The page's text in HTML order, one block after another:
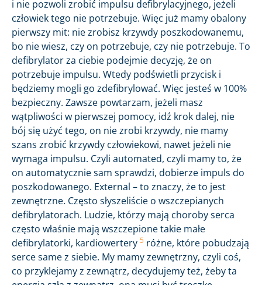
i nie pozwoli zrobić impulsu defibrylacyjnego, jeżeli
człowiek tego nie potrzebuje. Więc już mamy obalony
pierwszy mit: nie zrobisz krzywdy poszkodowanemu,
bo nie wiesz, czy on potrzebuje, czy nie potrzebuje. To
defibrylator za ciebie podejmie decyzję, że on
potrzebuje impulsu. Wtedy podświetli przycisk i
będziemy mogli go zdefibrylować. Więc jesteś w 100%
bezpieczny. Zawsze powtarzam, jeżeli masz
wątpliwości w pierwszej pomocy, idź krok dalej, nie
bój się użyć tego, on nie zrobi krzywdy, nie mamy
szans zrobić krzywdy człowiekowi, nawet jeżeli nie
wymaga impulsu. Czyli automated, czyli mamy to, że
on automatycznie sam sprawdzi, dobierze impuls do
poszkodowanego. External – to znaczy, że to jest
zewnętrzne. Często słyszeliście o wszczepianych
defibrylatorach. Ludzie, którzy mają choroby serca
często właśnie mają wszczepione takie małe
defibrylatorki, kardiowertery 5 różne, które pobudzają
serce same z siebie. My mamy zewnętrzny, czyli coś,
co przyklejamy z zewnątrz, decydujemy też, żeby ta